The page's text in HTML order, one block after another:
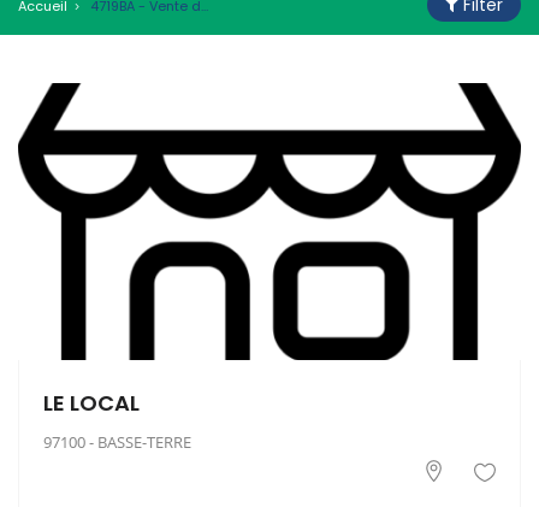
Accueil 4719BA - Vente de produits artisanaux Filter
LE LOCAL
97100 - BASSE-TERRE